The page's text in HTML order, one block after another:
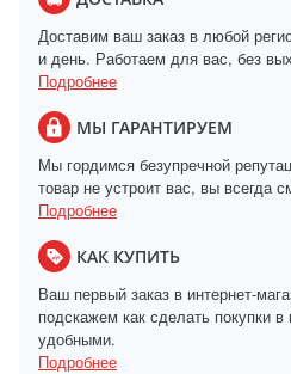
Доставим ваш заказ в любой
и день. Работаем для вас, без
Подробнее
МЫ ГАРАНТИРУЕМ
Мы гордимся безупречной
товар не устроит вас, вы всегда
Подробнее
КАК КУПИТЬ
Ваш первый заказ в интернет-
подскажем как сделать покупки
удобными.
Подробнее